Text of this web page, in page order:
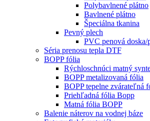
Polybavlnené plátno
Bavlnené plátno
Špeciálna tkanina
Pevný plech
PVC penová
Séria prenosu tepla DTF
BOPP fólia
Rýchloschnúci matný
BOPP metalizovaná fólia
BOPP tepelne zvárateľná
Priehľadná fólia Bopp
Matná fólia BOPP
Balenie náterov na vodnej báze